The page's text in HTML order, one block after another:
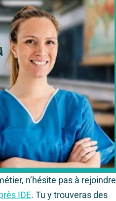
n’hésite pas à rejoindre
IDE. Tu y trouveras des